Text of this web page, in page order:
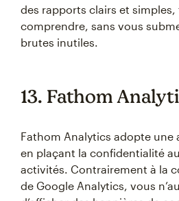
des rapports clairs et simples,
comprendre, sans vous
brutes inutiles.
13. Fathom
Fathom Analytics adopte une
en plaçant la confidentialité
activités. Contrairement à la
de Google Analytics, vous